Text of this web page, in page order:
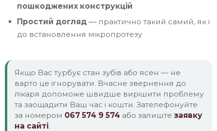
пошкоджених конструкцій
Простий догляд ― практично такий самий, як і
до встановлення мікропротезу
Якщо Вас турбує стан зубів або ясен — не
варто це ігнорувати. Вчасне звернення до
лікаря допоможе швидше вирішити проблему
та заощадити Ваш час і кошти. Зателефонуйте
за номером 067 574 9 574 або залиште заявку
на сайті.